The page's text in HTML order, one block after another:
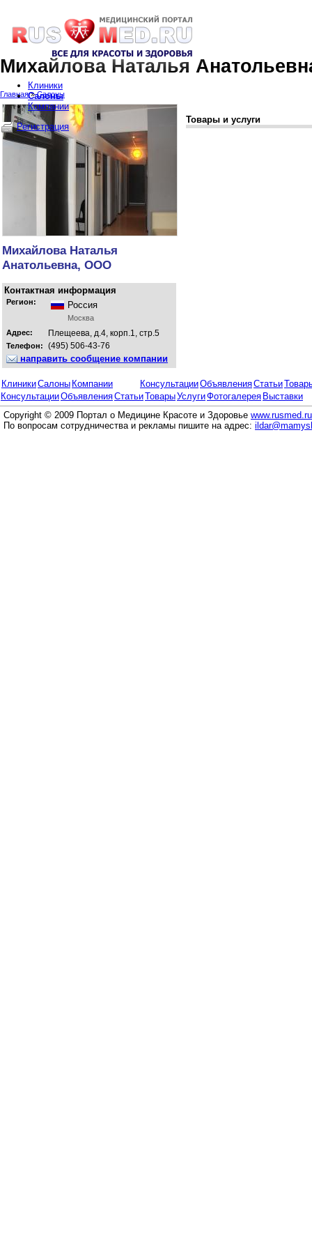
Михайлова Наталья
Главная»Салоны
Михайлова Наталья
Анатольевна, ООО
Контактная информация
Регион: Россия
Москва
Адрес:
Плещеева, д.4, корп.1, стр.5
Телефон: (495) 506-43-76
направить сообщение компании
Товары и услуги
КлиникиСалоны Компании КонсультацииОбъявленияСтатьи
КонсультацииОбъявленияСтатьиТоварыУслугиФотогалерея Выставки
Клиники
Салоны
Компании
Регистрация
Copyright © 2009 Портал о Медицине Красоте и Здоровье www.rusmed.ru
По вопросам сотрудничества и рекламы пишите на адрес: